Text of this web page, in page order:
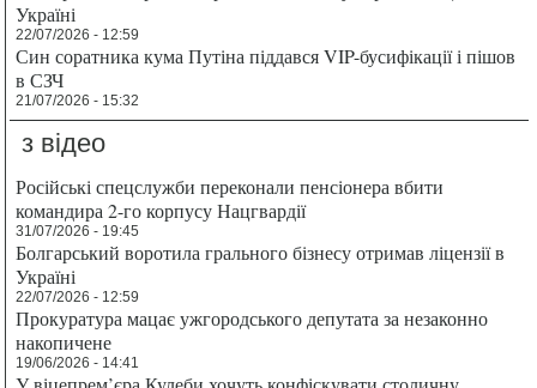
Україні
22/07/2026 - 12:59
Син соратника кума Путіна піддався VIP-бусифікації і пішов
в СЗЧ
21/07/2026 - 15:32
з відео
Російські спецслужби переконали пенсіонера вбити
командира 2-го корпусу Нацгвардії
31/07/2026 - 19:45
Болгарський воротила грального бізнесу отримав ліцензії в
Україні
22/07/2026 - 12:59
Прокуратура мацає ужгородського депутата за незаконно
накопичене
19/06/2026 - 14:41